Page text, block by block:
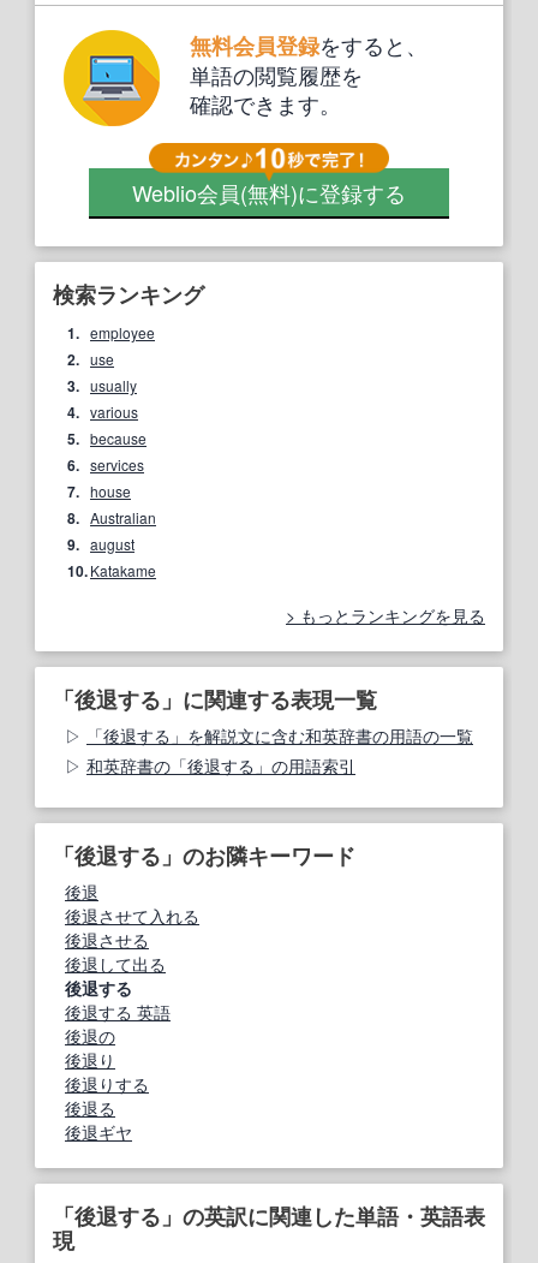
無料会員登録をすると、
単語の閲覧履歴を
確認できます。
Weblio会員(無料)に登録する
検索ランキング
1. employee
2. use
3. usually
4. various
5. because
6. services
7. house
8. Australian
9. august
10.Katakame
もっとランキングを見る
「後退する」に関連する表現一覧
「後退する」を解説文に含む和英辞書の用語の一覧
和英辞書の「後退する」の用語索引
「後退する」のお隣キーワード
後退
後退させて入れる
後退させる
後退して出る
後退する
後退する 英語
後退の
後退り
後退りする
後退る
後退ギヤ
「後退する」の英訳に関連した単語・英語表
現